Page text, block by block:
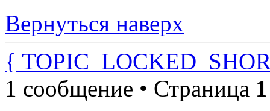
Вернуться наверх
{
1 сообщение • Страница 1